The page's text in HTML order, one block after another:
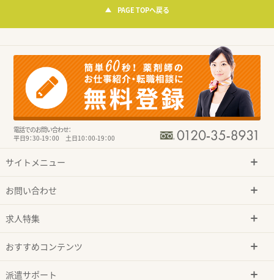
PAGE TOPへ戻る
電話でのお問い合わせ：
平日9：30-19：00 土日10：00-19：00
サイトメニュー
お問い合わせ
求人特集
おすすめコンテンツ
派遣サポート